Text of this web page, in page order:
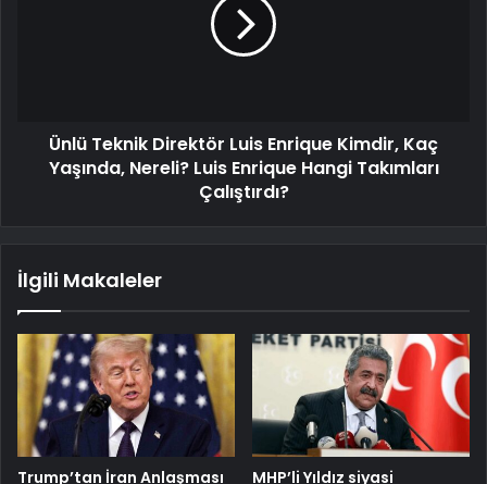
Ünlü Teknik Direktör Luis Enrique Kimdir, Kaç
Yaşında, Nereli? Luis Enrique Hangi Takımları
Çalıştırdı?
İlgili Makaleler
Trump’tan İran Anlaşması MHP’li Yıldız siyasi